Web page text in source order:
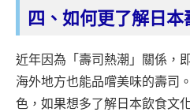
四、如何更了解日本
近年因為「壽司熱潮」關係，
海外地方也能品嚐美味的壽司
色，如果想多了解日本飲食文